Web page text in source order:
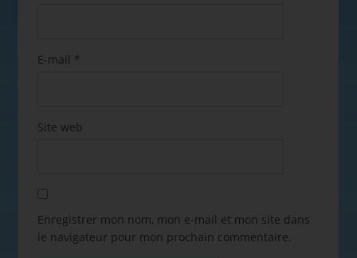
E-mail *
Site web
Enregistrer mon nom, mon e-mail et mon site dans
le navigateur pour mon prochain commentaire.